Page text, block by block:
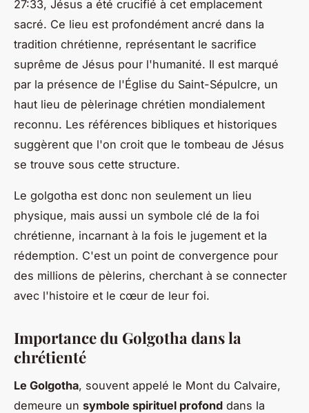
27:33, Jésus a été crucifié à cet emplacement
sacré. Ce lieu est profondément ancré dans la
tradition chrétienne, représentant le sacrifice
suprême de Jésus pour l'humanité. Il est marqué
par la présence de l'Église du Saint-Sépulcre, un
haut lieu de pèlerinage chrétien mondialement
reconnu. Les références bibliques et historiques
suggèrent que l'on croit que le tombeau de Jésus
se trouve sous cette structure.
Le golgotha est donc non seulement un lieu
physique, mais aussi un symbole clé de la foi
chrétienne, incarnant à la fois le jugement et la
rédemption. C'est un point de convergence pour
des millions de pèlerins, cherchant à se connecter
avec l'histoire et le cœur de leur foi.
Importance du Golgotha dans la
chrétienté
Le Golgotha, souvent appelé le Mont du Calvaire,
demeure un symbole spirituel profond dans la